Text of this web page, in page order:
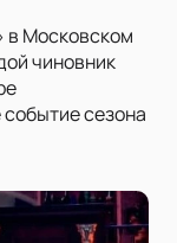
в Московском
чиновник
сезона